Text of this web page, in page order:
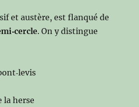
et austère, est flanqué de
. On y distingue
la herse